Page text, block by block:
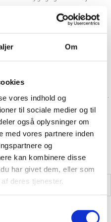
Om
vores indhold og
til sociale medier og til
også oplysninger om
med vores partnere inden
og
kan kombinere disse
har givet dem, eller som
deres tjenester.
verdensmål. Vi tilbyder et
som alpaka, mohair, økologisk
mere.
som muligt. Et godt
af 100 % økologisk, 4-
garn, der er ideelt til
sommertoppe og lette sweatre.
garn, der sikrer en
lige fra råmaterialet til det
er desuden GOTS-
fokus på bæredygtighed
kg